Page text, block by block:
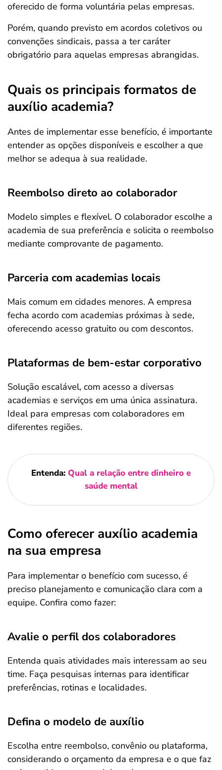
oferecido de forma voluntária pelas empresas.
Porém, quando previsto em acordos coletivos ou
convenções sindicais, passa a ter caráter
obrigatório para aquelas empresas abrangidas.
Quais os principais formatos de
auxílio academia?
Antes de implementar esse benefício, é importante
entender as opções disponíveis e escolher a que
melhor se adequa à sua realidade.
Reembolso direto ao colaborador
Modelo simples e flexível. O colaborador escolhe a
academia de sua preferência e solicita o reembolso
mediante comprovante de pagamento.
Parceria com academias locais
Mais comum em cidades menores. A empresa
fecha acordo com academias próximas à sede,
oferecendo acesso gratuito ou com descontos.
Plataformas de bem-estar corporativo
Solução escalável, com acesso a diversas
academias e serviços em uma única assinatura.
Ideal para empresas com colaboradores em
diferentes regiões.
Entenda: Qual a relação entre dinheiro e
saúde mental
Como oferecer auxílio academia
na sua empresa
Para implementar o benefício com sucesso, é
preciso planejamento e comunicação clara com a
equipe. Confira como fazer:
Avalie o perfil dos colaboradores
Entenda quais atividades mais interessam ao seu
time. Faça pesquisas internas para identificar
preferências, rotinas e localidades.
Defina o modelo de auxílio
Escolha entre reembolso, convênio ou plataforma,
considerando o orçamento da empresa e o que faz